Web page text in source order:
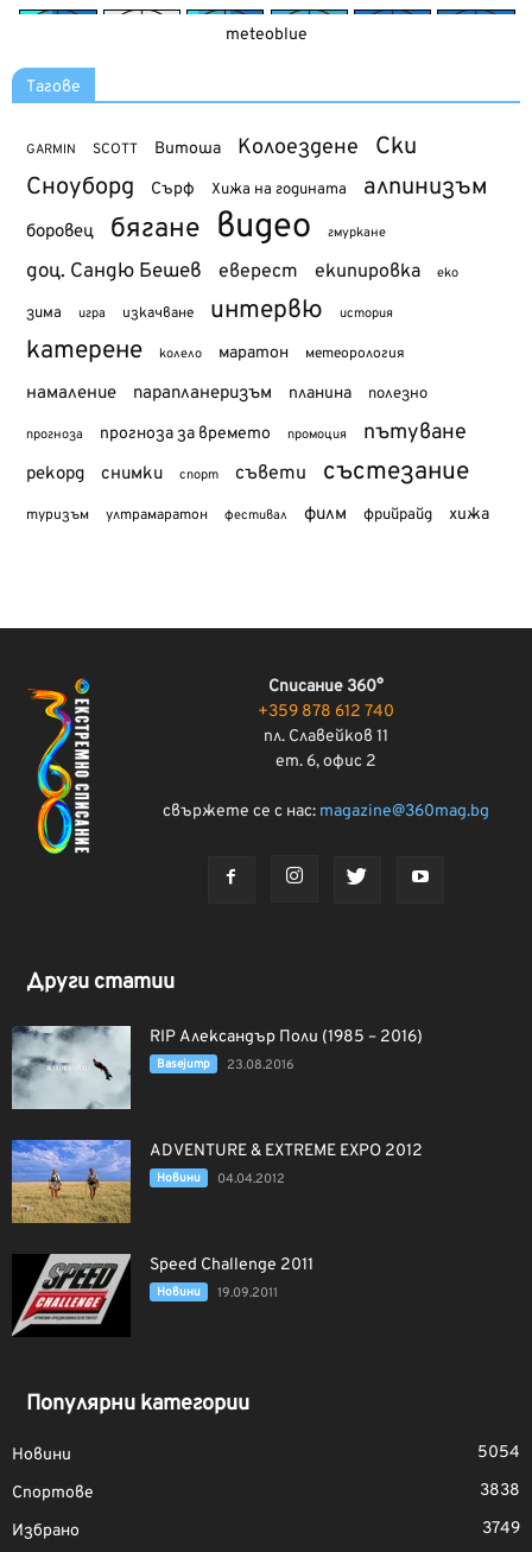
meteoblue
Тагове
GARMIN SCOTT Витоша Колоездене Ски
Сноуборд Сърф Хижа на годината алпинизъм
боровец бягане видео гмуркане
доц. Сандю Бешев еверест екипировка еко
зима игра изкачване интервю история
катерене колело маратон метеорология
намаление парапланеризъм планина полезно
прогноза прогноза за времето промоция пътуване
рекорд снимки спорт съвети състезание
туризъм ултрамаратон фестивал филм фрийрайд хижа
Списание 360°
+359 878 612 740
пл. Славейков 11
ет. 6, офис 2
свържете се с нас: magazine@360mag.bg
Други статии
RIP Александър Поли (1985 – 2016)
Basejump 23.08.2016
ADVENTURE & EXTREME EXPO 2012
Новини 04.04.2012
Speed Challenge 2011
Новини 19.09.2011
Популярни категории
Новини
5054
Спортове
3838
Избрано
3749